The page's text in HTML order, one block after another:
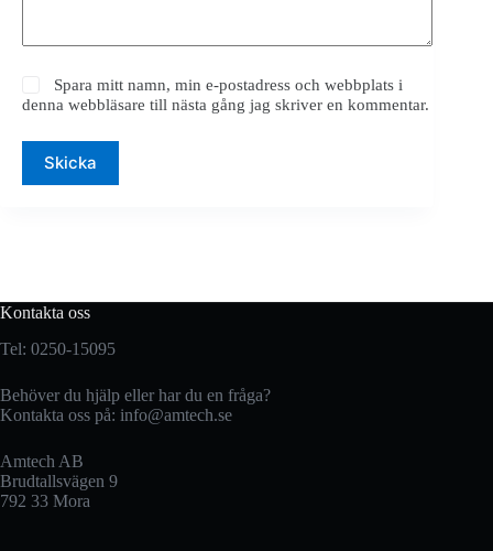
Spara mitt namn, min e-postadress och webbplats i
denna webbläsare till nästa gång jag skriver en kommentar.
Skicka
Kontakta oss
Tel: 0250-15095
Behöver du hjälp eller har du en fråga?
Kontakta oss på: info@amtech.se
Amtech AB
Brudtallsvägen 9
792 33 Mora